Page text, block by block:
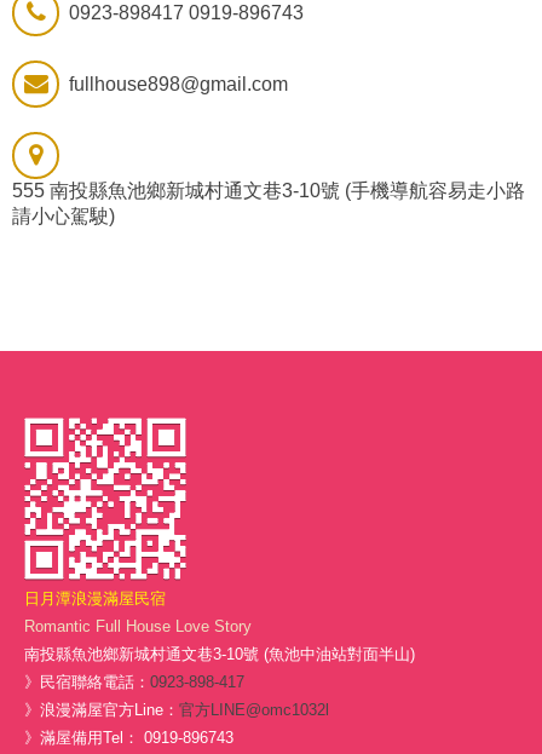
0923-898417 0919-896743
fullhouse898@gmail.com
555 南投縣魚池鄉新城村通文巷3-10號 (手機導航容易走小路
請小心駕駛)
日月潭浪漫滿屋民宿
Romantic Full House Love Story
南投縣魚池鄉新城村通文巷3-10號 (魚池中油站對面半山)
》民宿聯絡電話： 0923-898-417
》浪漫滿屋官方Line： 官方LINE@omc1032l
》滿屋備用Tel： 0919-896743